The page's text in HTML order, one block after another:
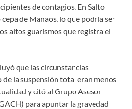
de contagios. En Salto
de Manaos, lo que podría ser
altos guarismos que registra el
que las circunstancias
la suspensión total eran menos
y citó al Grupo Asesor
para apuntar la gravedad